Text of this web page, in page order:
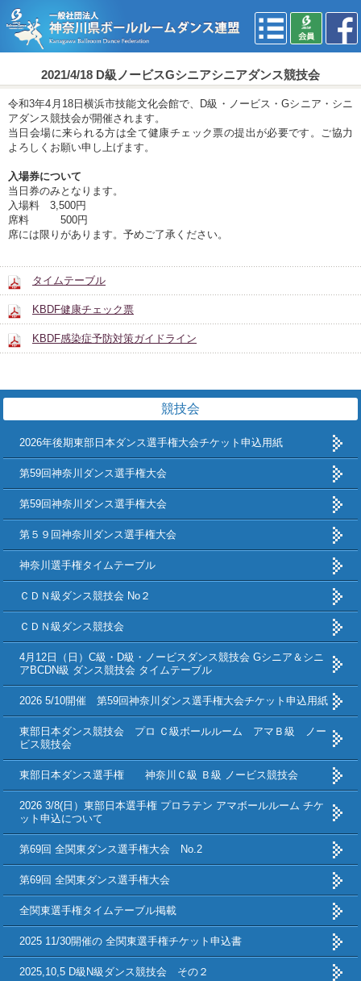
2021/4/18 D級ノービスGシニアシニアダンス競技会
令和3年4月18日横浜市技能文化会館で、D級・ノービス・Gシニア・シニ
アダンス競技会が開催されます。
当日会場に来られる方は全て健康チェック票の提出が必要です。ご協力
よろしくお願い申し上げます。
入場券について
当日券のみとなります。
入場料 3,500円
席料 500円
席には限りがあります。予めご了承ください。
タイムテーブル
KBDF健康チェック票
KBDF感染症予防対策ガイドライン
競技会
2026年後期東部日本ダンス選手権大会チケット申込用紙
第59回神奈川ダンス選手権大会
第59回神奈川ダンス選手権大会
第５９回神奈川ダンス選手権大会
神奈川選手権タイムテーブル
ＣＤＮ級ダンス競技会 No２
ＣＤＮ級ダンス競技会
4月12日（日）C級・D級・ノービスダンス競技会 Gシニア＆シニ
アBCDN級 ダンス競技会 タイムテーブル
2026 5/10開催 第59回神奈川ダンス選手権大会チケット申込用紙
東部日本ダンス競技会 プロ Ｃ級ボールルーム アマＢ級 ノー
ビス競技会
東部日本ダンス選手権 神奈川Ｃ級 Ｂ級 ノービス競技会
2026 3/8(日）東部日本選手権 プロラテン アマボールルーム チケ
ット申込について
第69回 全関東ダンス選手権大会 No.2
第69回 全関東ダンス選手権大会
全関東選手権タイムテーブル掲載
2025 11/30開催の 全関東選手権チケット申込書
2025,10,5 D級N級ダンス競技会 その２